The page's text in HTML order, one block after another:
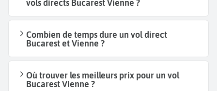
vols directs Bucarest Vienne ?
Combien de temps dure un vol direct
Bucarest et Vienne ?
Où trouver les meilleurs prix pour un vol
Bucarest Vienne ?